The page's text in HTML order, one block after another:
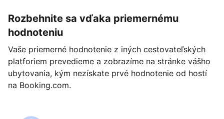
Rozbehnite sa vďaka priemernému
hodnoteniu
Vaše priemerné hodnotenie z iných cestovateľských
platforiem prevedieme a zobrazíme na stránke vášho
ubytovania, kým nezískate prvé hodnotenie od hostí
na Booking.com.